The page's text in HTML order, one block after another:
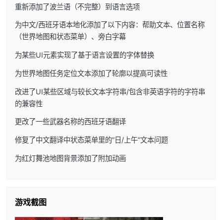
重新添加了波兰语（不完整）到语言选项
为中文/西班牙语本地化添加了以下内容：帮助文本、位置名称
（世界地图和状态菜单）、旁白字幕
为某些UI元素实现了基于语言设置的字体替换
为世界地图任务定位文本添加了轮廓以提高可读性
改进了UI某些区域与较长文本字符串/包含非英语字符的字符串
的兼容性
更改了一些武器名称的西班牙语翻译
修复了中文翻译中状态菜单里的”日/上午”文本问题
为红灯舞池地图背景添加了附加动画
游戏截图